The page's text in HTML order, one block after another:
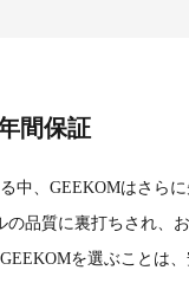
間保証
中、GEEKOMはさら
の品質に裏打ちされ、
を選ぶことは